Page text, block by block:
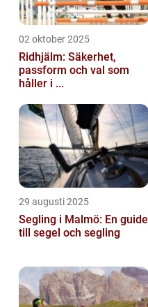
02 oktober 2025
Ridhjälm: Säkerhet,
passform och val som
håller i ...
29 augusti 2025
Segling i Malmö: En guide
till segel och segling